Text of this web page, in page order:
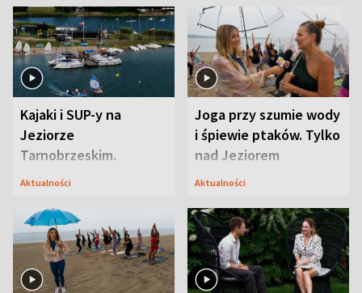
Kajaki i SUP-y na
Jeziorze
Tarnobrzeskim.
Przyrodnicy zwracają
Aktualności
Joga przy szumie wody
i śpiewie ptaków. Tylko
nad Jeziorem
Tarnobrzeskim
Aktualności